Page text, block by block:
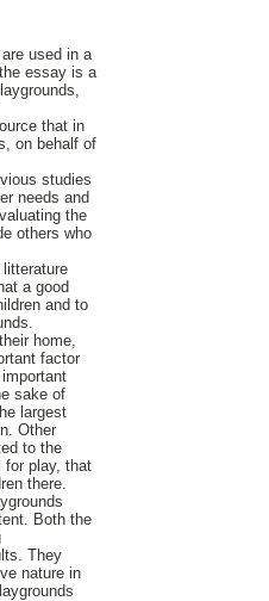
used in a
essay is a
that in
on behalf of
studies
needs and
the
others who
a good
and to
home,
factor
sake of
largest
Other
to the
for play, that
there.
Both the
They
nature in